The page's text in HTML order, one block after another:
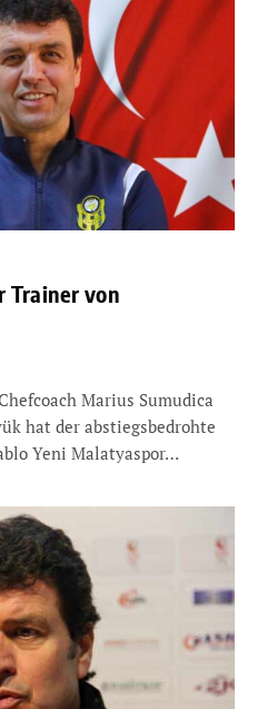
Trainer von
Marius Sumudica
hat der abstiegsbedrohte
Yeni Malatyaspor…